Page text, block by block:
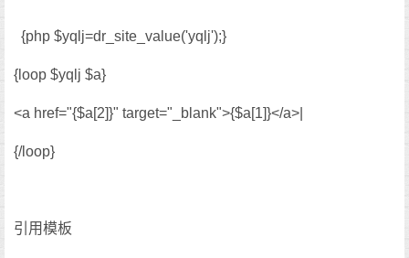
{php $yqlj=dr_site_value('yqlj');}
{loop $yqlj $a}
<a href="{$a[2]}" target="_blank">{$a[1]}</a>|
{/loop}
引用模板